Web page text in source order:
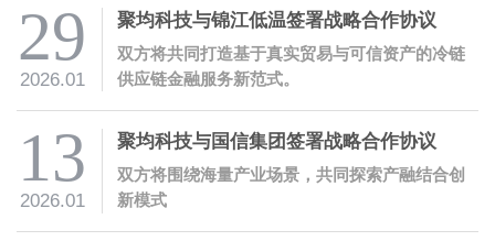
29
2026.01
聚均科技与锦江低温签署战略合作协议
双方将共同打造基于真实贸易与可信资产的冷链
供应链金融服务新范式。
13
2026.01
聚均科技与国信集团签署战略合作协议
双方将围绕海量产业场景，共同探索产融结合创
新模式